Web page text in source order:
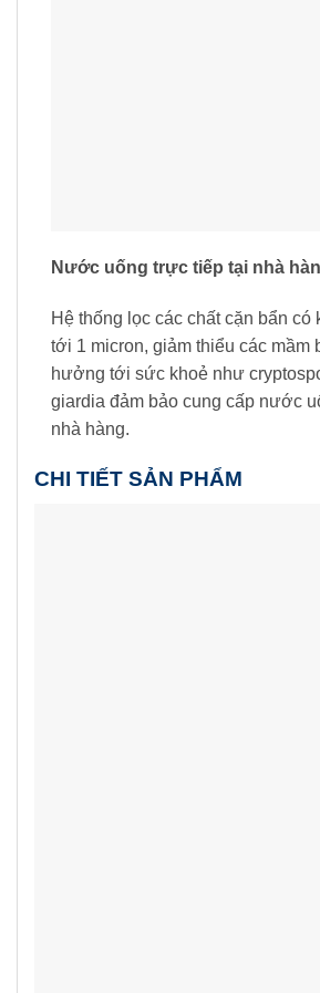
Nước uống trực tiếp tại nhà
Hệ thống lọc các chất cặn bẩn
tới 1 micron, giảm thiểu các mầm
hưởng tới sức khoẻ như
giardia đảm bảo cung cấp nước
nhà hàng.
CHI TIẾT SẢN PHẨM